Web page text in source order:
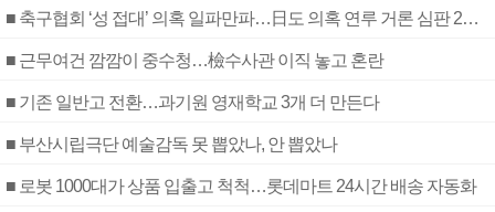
■ 축구협회 ‘성 접대’ 의혹 일파만파…日도 의혹 연루 거론 심판 2명 조사
■ 근무여건 깜깜이 중수청…檢수사관 이직 놓고 혼란
■ 기존 일반고 전환…과기원 영재학교 3개 더 만든다
■ 부산시립극단 예술감독 못 뽑았나, 안 뽑았나
■ 로봇 1000대가 상품 입출고 척척…롯데마트 24시간 배송 자동화